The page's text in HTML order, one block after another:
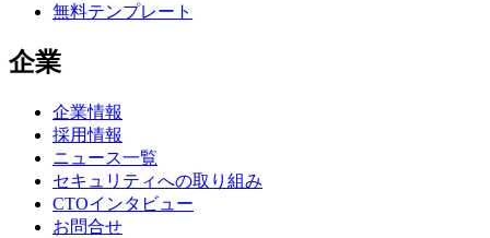
無料テンプレート
企業
企業情報
採用情報
ニュース一覧
セキュリティへの取り組み
CTOインタビュー
お問合せ